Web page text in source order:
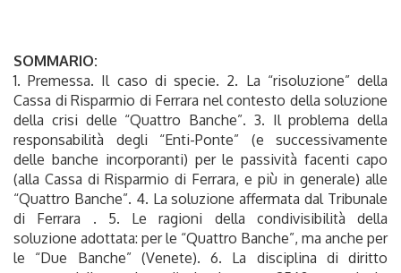
SOMMARIO:
1. Premessa. Il caso di specie. 2. La “risoluzione” della
Cassa di Risparmio di Ferrara nel contesto della soluzione
della crisi delle “Quattro Banche”. 3. Il problema della
responsabilità degli “Enti-Ponte” (e successivamente
delle banche incorporanti) per le passività facenti capo
(alla Cassa di Risparmio di Ferrara, e più in generale) alle
“Quattro Banche”. 4. La soluzione affermata dal Tribunale
di Ferrara . 5. Le ragioni della condivisibilità della
soluzione adottata: per le “Quattro Banche”, ma anche per
le “Due Banche” (Venete). 6. La disciplina di diritto